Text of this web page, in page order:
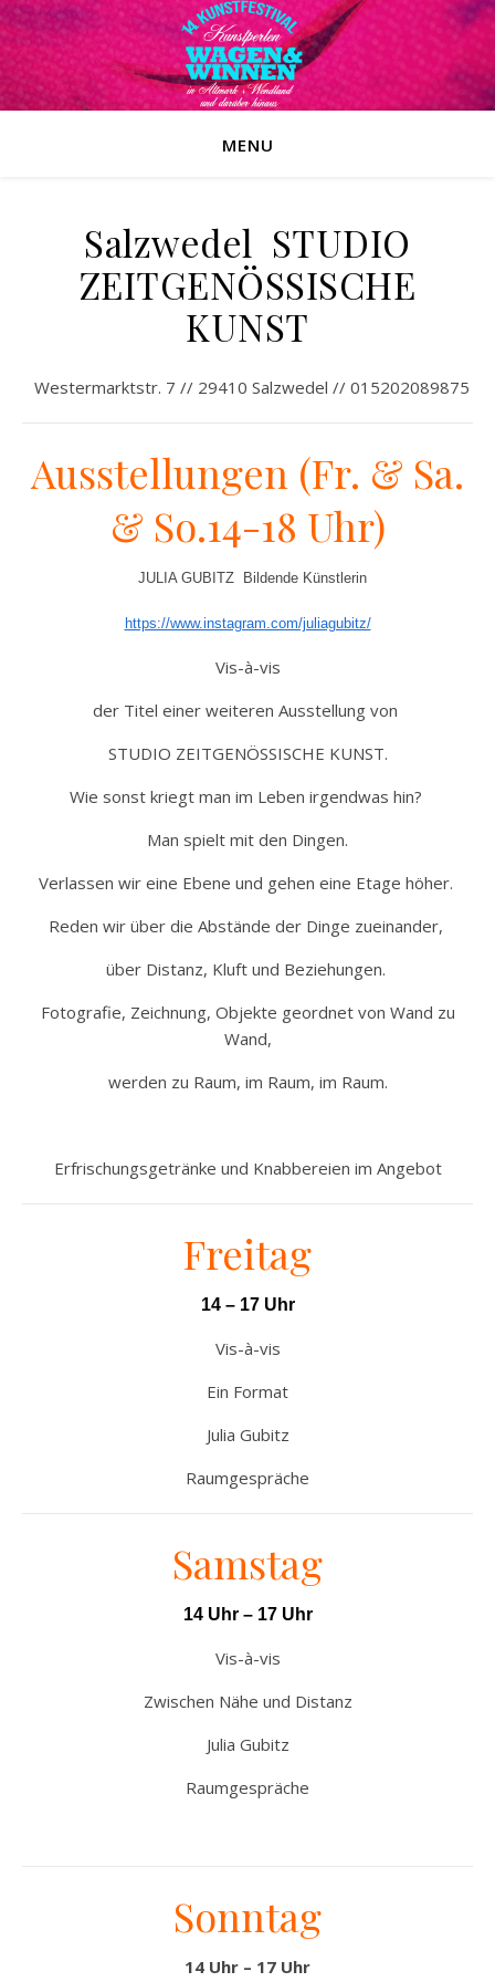
MENU
Salzwedel STUDIO
ZEITGENÖSSISCHE
KUNST
Westermarktstr. 7 // 29410 Salzwedel // 015202089875
Ausstellungen (Fr. & Sa.
& So.14-18 Uhr)
JULIA GUBITZ Bildende Künstlerin
https://www.instagram.com/juliagubitz/
Vis-à-vis
der Titel einer weiteren Ausstellung von
STUDIO ZEITGENÖSSISCHE KUNST.
Wie sonst kriegt man im Leben irgendwas hin?
Man spielt mit den Dingen.
Verlassen wir eine Ebene und gehen eine Etage höher.
Reden wir über die Abstände der Dinge zueinander,
über Distanz, Kluft und Beziehungen.
Fotografie, Zeichnung, Objekte geordnet von Wand zu
Wand,
werden zu Raum, im Raum, im Raum.
Erfrischungsgetränke und Knabbereien im Angebot
Freitag
14 – 17 Uhr
Vis-à-vis
Ein Format
Julia Gubitz
Raumgespräche
Samstag
14 Uhr – 17 Uhr
Vis-à-vis
Zwischen Nähe und Distanz
Julia Gubitz
Raumgespräche
Sonntag
14 Uhr – 17 Uhr